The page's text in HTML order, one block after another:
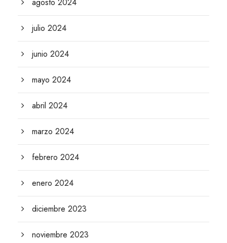
julio 2024
junio 2024
mayo 2024
abril 2024
marzo 2024
febrero 2024
enero 2024
diciembre 2023
noviembre 2023